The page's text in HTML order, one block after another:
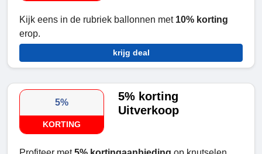
Kijk eens in de rubriek ballonnen met 10% korting
erop.
krijg deal
5%
KORTING
5% korting
Uitverkoop